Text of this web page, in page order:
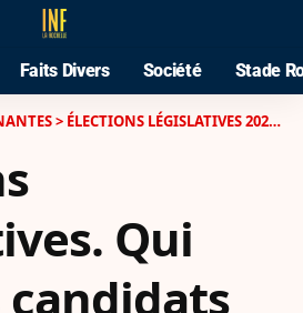
Faits Divers Société Stade
> ÉLECTIONS LÉGISLATIVES 2024 >
Qui